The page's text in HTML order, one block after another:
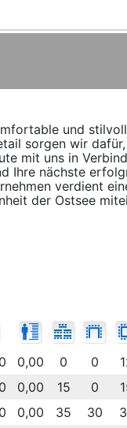
und
sorgen wir
mit uns in
Ihre nächste
verdient
der Ostsee
0,00 0 0
0,00 15 0
0,00 35 30